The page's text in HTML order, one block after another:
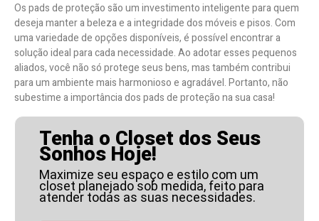
Os pads de proteção são um investimento inteligente para quem
deseja manter a beleza e a integridade dos móveis e pisos. Com
uma variedade de opções disponíveis, é possível encontrar a
solução ideal para cada necessidade. Ao adotar esses pequenos
aliados, você não só protege seus bens, mas também contribui
para um ambiente mais harmonioso e agradável. Portanto, não
subestime a importância dos pads de proteção na sua casa!
Tenha o Closet dos Seus
Sonhos Hoje!
Maximize seu espaço e estilo com um
closet planejado sob medida, feito para
atender todas as suas necessidades.